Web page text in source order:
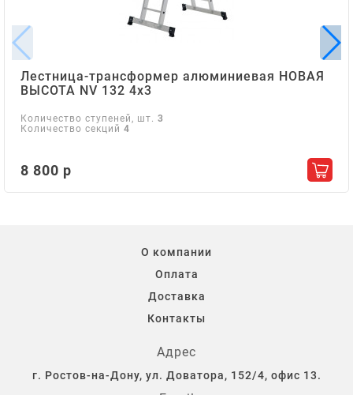
Лестница-трансформер алюминиевая НОВАЯ
ВЫСОТА NV 132 4х3
Количество ступеней, шт. 3
Количество секций 4
8 800 р
О компании
Оплата
Доставка
Контакты
Адрес
г. Ростов-на-Дону, ул. Доватора, 152/4, офис 13.